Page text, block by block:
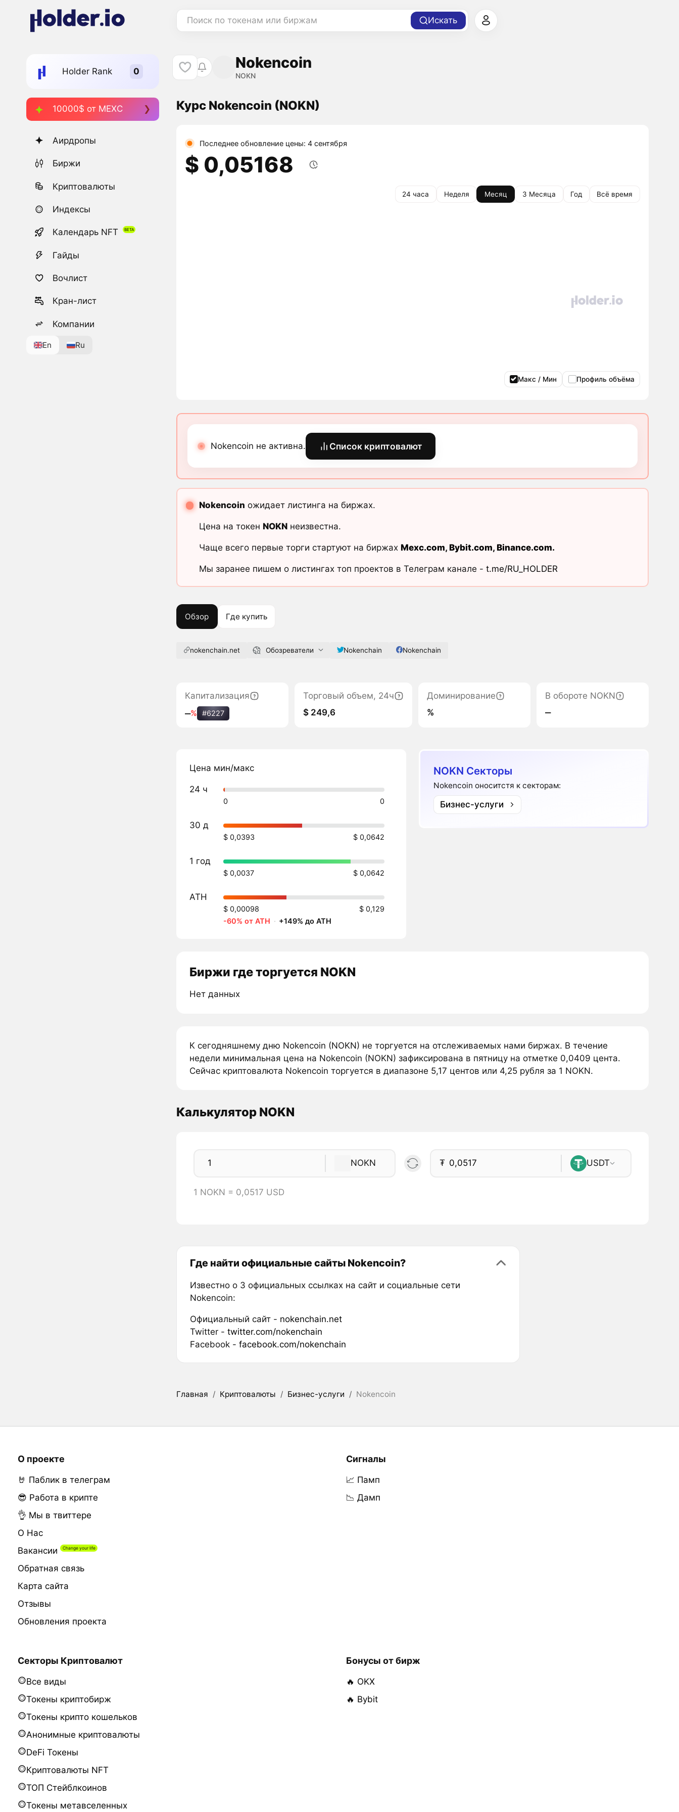
Поиск по токенам или биржам Искать
Holder Rank
10000$ от MEXC
Аирдропы
Биржи
Криптовалюты
Индексы
Календарь NFT
Гайды
Вочлист
Кран-лист
Компании
En Ru
Nokencoin
NOKN
Курс Nokencoin (NOKN)
Последнее обновление цены: 4 сентября
$ 0,05168
24 часа Неделя Месяц 3 Месяца Год Всё время
Макс / Мин Профиль объёма
Nokencoin не активна. Список криптовалют
Nokencoin ожидает листинга на биржах.
Цена на токен NOKNнеизвестна.
Чаще всего первые торги стартуют на биржах Mexc.com, Bybit.com, Binance.com.
Мы заранее пишем о листингах топ проектов в Телеграм канале - t.me/RU_HOLDER
Обзор Где купить
nokenchain.net Обозреватели Nokenchain Nokenchain
Капитализация
‒% #6227
Торговый объем, 24ч
$ 249,6
Доминирование
%
В обороте NOKN
‒
Цена мин/макс
24 ч
0 0
30 д
$ 0,0393 $ 0,0642
1 год
$ 0,0037 $ 0,0642
ATH
$ 0,00098
$ 0,129
-60% от ATH · +149% до ATH
NOKN Секторы
Nokencoin оноситстя к секторам:
Бизнес-услуги
Биржи где торгуется NOKN
Нет данных
К сегодняшнему дню Nokencoin (NOKN) не торгуется на отслеживаемых нами биржах. В течение
недели минимальная цена на Nokencoin (NOKN) зафиксирована в пятницу на отметке 0,0409 цента.
Сейчас криптовалюта Nokencoin торгуется в диапазоне 5,17 центов или 4,25 рубля за 1 NOKN.
Калькулятор NOKN
NOKN ₮ USDT
1 NOKN = 0,0517 USD
Где найти официальные сайты Nokencoin?
Известно о 3 официальных ссылках на сайт и социальные сети
Nokencoin:
Официальный сайт - nokenchain.net
Twitter - twitter.com/nokenchain
Facebook - facebook.com/nokenchain
Главная / Криптовалюты / Бизнес-услуги / Nokencoin
О проекте
🤘 Паблик в телеграм
😎 Работа в крипте
👌 Мы в твиттере
О Нас
Вакансии
Обратная связь
Карта сайта
Отзывы
Обновления проекта
Сигналы
📈 Памп
📉 Дамп
Секторы Криптовалют
Все виды
Токены криптобирж
Токены крипто кошельков
Анонимные криптовалюты
DeFi Токены
Криптовалюты NFT
ТОП Стейблкоинов
Токены метавселенных
Бонусы от бирж
🔥 OKX
🔥 Bybit